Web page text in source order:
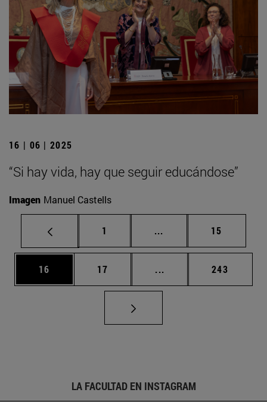
16 | 06 | 2025
“Si hay vida, hay que seguir educándose”
Imagen Manuel Castells
Página
1 ... Páginas intermedias
Página
15
Página
16 Página
17 ... Páginas intermedias
Página
243
LA FACULTAD EN INSTAGRAM